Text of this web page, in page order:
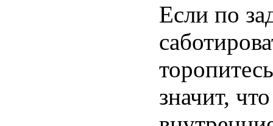
Если по
значит,